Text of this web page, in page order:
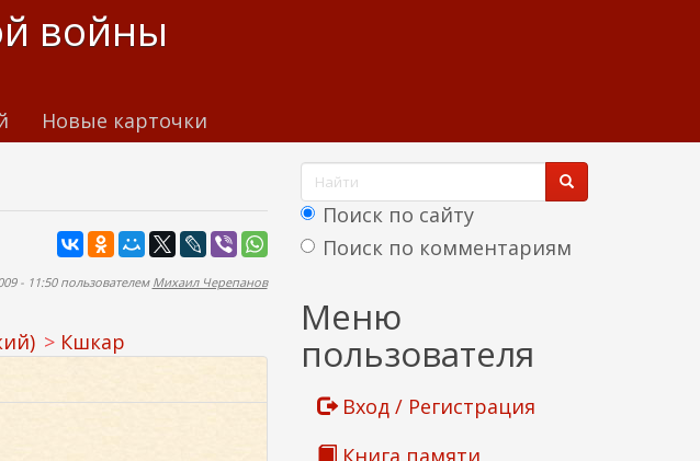
войны
Новые карточки
- 11:50 пользователемМихаил Черепанов
Кшкар
Ф
о
р
а
п
о
и
Поиск по сайту
Поиск по комментариям
Меню
пользователя
Вход / Регистрация
Книга памяти